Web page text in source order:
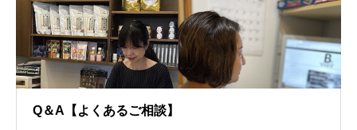
Q＆A【よくあるご相談】